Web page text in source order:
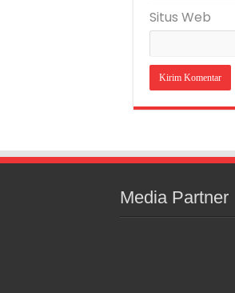
Situs Web
Media Partner